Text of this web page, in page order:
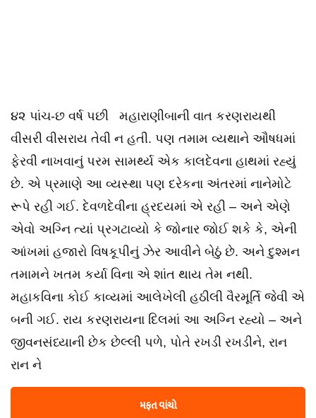
૪૨ પાંચ-છ વર્ષ પછી મહારાણીબાની વાત કરણરાયથી
વીસરી વીસરાય તેવી ન હતી. પણ તમામ વ્યથાને ઔષધમાં
ફેરવી નાખવાનું પરમ સામર્થ્ય એક કાલદેવના હાથમાં રહ્યું
છે. એ પ્રમાણે આ વ્યસ્થા પણ દરેકના અંતરમાં નાનેમોટે
રૂપે રહી ગઈ. દેવળદેવીના હ્રદયમાં એ રહી – અને એણે
એવો અગ્નિ ત્યાં પ્રગટાવ્યો કે જોનાર જોઈ શકે કે, એની
આંખમાં હજારો વિષકૂપીનું ઝેર આવીને બેઠું છે. અને દુશ્મન
તમામને ખતમ કર્યા વિના એ શાંત થાય તેમ નથી.
મહાકવિના કોઈ કાવ્યમાં આલેખેલી હઠીલી વૈરમૂર્તિ જેવી એ
બની ગઈ. રાય કરણરાયના દિલમાં આ અગ્નિ રહ્યો – અને
જીવનસંધ્યાની છેક છેલ્લી પળે, પોતે રખડી રખડીને, રાન
રાન ને
મફત વાંચો